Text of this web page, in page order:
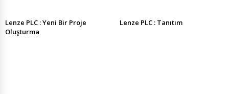
Lenze PLC : Yeni Bir Proje
Oluşturma
Lenze PLC : Tanıtım